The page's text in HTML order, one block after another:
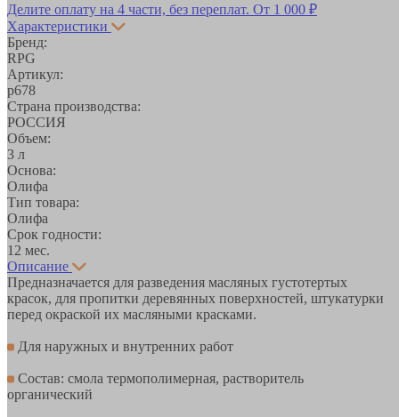
Делите оплату на 4 части, без переплат. От 1 000 ₽
Характеристики
Бренд:
RPG
Артикул:
р678
Страна производства:
РОССИЯ
Объем:
3 л
Основа:
Олифа
Тип товара:
Олифа
Срок годности:
12 мес.
Описание
Предназначается для разведения масляных густотертых
красок, для пропитки деревянных поверхностей, штукатурки
перед окраской их масляными красками.
Для наружных и внутренних работ
Состав: смола термополимерная, растворитель
органический